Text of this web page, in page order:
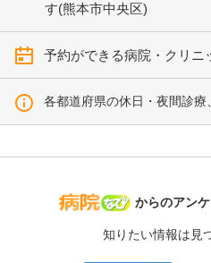
す(熊本市中央区)
予約ができる病院・クリニ
各都道府県の休日・夜間診療
病院なび
からのアン
知りたい情報は見